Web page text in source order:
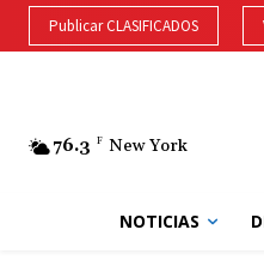
Publicar CLASIFICADOS
76.3 F New York
NOTICIAS